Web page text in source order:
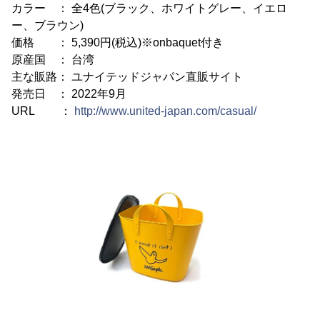
カラー ： 全4色(ブラック、ホワイトグレー、イエロ
ー、ブラウン)
価格 ： 5,390円(税込)※onbaquet付き
原産国 ： 台湾
主な販路： ユナイテッドジャパン直販サイト
発売日 ： 2022年9月
URL ：
http://www.united-japan.com/casual/